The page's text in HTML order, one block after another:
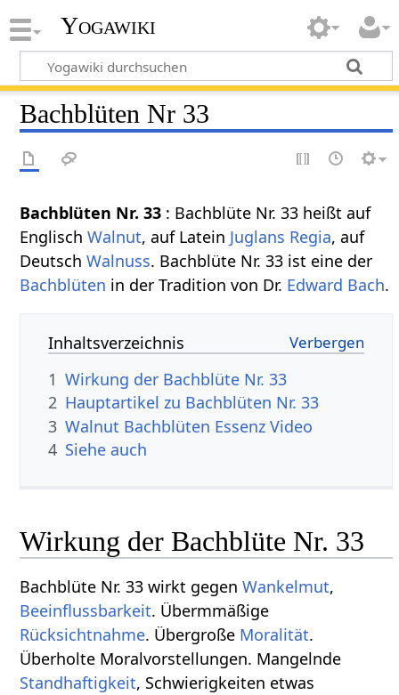
Yogawiki
Bachblüten Nr 33
Bachblüten Nr. 33 : Bachblüte Nr. 33 heißt auf
EnglischWalnut, auf Latein Juglans Regia, auf
DeutschWalnuss. Bachblüte Nr. 33 ist eine der
Bachblüten in der Tradition von Dr. Edward Bach.
Inhaltsverzeichnis
1 Wirkung der Bachblüte Nr. 33
2 Hauptartikel zu Bachblüten Nr. 33
3 Walnut Bachblüten Essenz Video
4 Siehe auch
Wirkung der Bachblüte Nr. 33
Bachblüte Nr. 33 wirkt gegenWankelmut,
Beeinflussbarkeit. Übermmäßige
Rücksichtnahme. Übergroße Moralität.
Überholte Moralvorstellungen. Mangelnde
Standhaftigkeit, Schwierigkeiten etwas